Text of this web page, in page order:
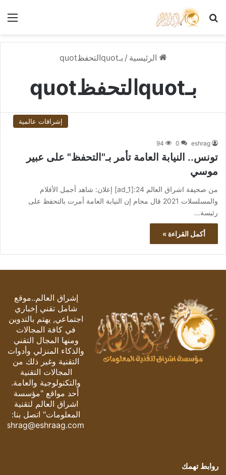
بحث عن
الرئيسية / بـquotالتحفظquot
بـquotالتحفظquot
إشراقات عالمية
eshrag
0
94
تونس.. النيابة العامة تأمر بـ"التحفظ" على عبير
موسي
من صحيفة اشراق العالم 24:[ad_1] إعلان: شاهد أجمل الأفلام
والمسلسلات 2021 قال محام إن النيابة العامة أمرت بالتحفظ على
رئيسة…
أكمل القراءة »
إشراق العالم..موقع
شامل تقني إخباري
اجتماعي, يهتم بالتدوين
في كافة المجالات
ومنها المجال التقني
والذكاء المنزلي وأدوات
التقنية وغير ذلك من
المجالات التقنية
والتكنولوجية والعامة.
أحد مواقع "مؤسسة
اشراق العالم لتقنية
المعلومات" اتصل بنا:
eshrag@eshraag.com
روابط تهمك